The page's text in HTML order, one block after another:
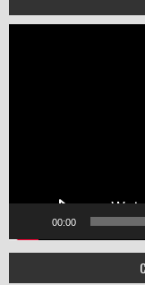
00:00